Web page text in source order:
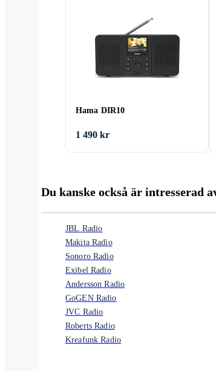
Hama DIR10
1 490 kr
Du kanske också är intresserad
JBL Radio
Makita Radio
Sonoro Radio
Exibel Radio
Andersson Radio
GoGEN Radio
JVC Radio
Roberts Radio
Kreafunk Radio